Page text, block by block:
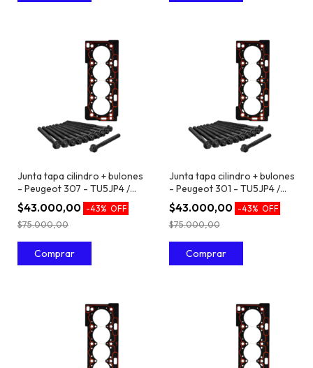
Junta tapa cilindro + bulones
- Peugeot 307 - TU5JP4 /
EC5 1.6 16V
$43.000,00 -43% OFF
$75.000,00
Junta tapa cilindro + bulones
- Peugeot 301 - TU5JP4 /
EC5 1.6 16V
$43.000,00 -43% OFF
$75.000,00